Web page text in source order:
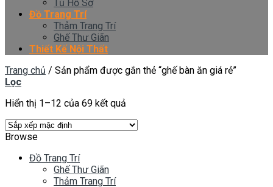
Tủ Hồ Sơ
Đồ Trang Trí
Thảm Trang Trí
Ghế Thư Giãn
Thiết Kế Nội Thất
Trang chủ / Sản phẩm được gắn thẻ “ghế bàn ăn giá rẻ”
Lọc
Hiển thị 1–12 của 69 kết quả
Browse
Đồ Trang Trí
Ghế Thư Giãn
Thảm Trang Trí